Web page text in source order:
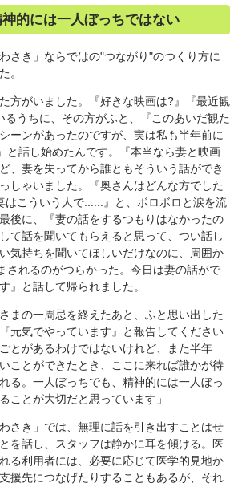
的には一人ぼっちではない
さき」ならではの"つながり"のつくり方に
。
方がいました。『好きな映画は?』『最近観
るうちに、その方がふと、『このあいだ観た
ーンがあったのですが、実は私も半年前に
と話し始めたんです。『本当なら妻と映画
、妻を失ってから誰ともそういう話ができ
しゃいました。『奥さんはどんな方でした
はこういう人で......』と、ボロボロと涙を流
後に、『妻の話をするつもりはなかったの
て話を聞いてもらえると思って、つい話し
気持ちを聞いてほしいだけなのに、周囲か
されるのがつらかった。今日は妻の話がで
』と話して帰られました。
まの一周忌を終えたあと、ふと思い出した
元気でやっています』と報告してください
とがあるわけではないけれど、また半年
ことができたとき、ここに来れば誰かが待
る。一人ぼっちでも、精神的には一人ぼっ
ことが大切だと思っています」
さき」では、無理に話を引き出すことはせ
を話し、スタッフは静かに耳を傾ける。医
る利用者には、必要に応じて医学的見地か
援先につなげたりすることもあるが、それ